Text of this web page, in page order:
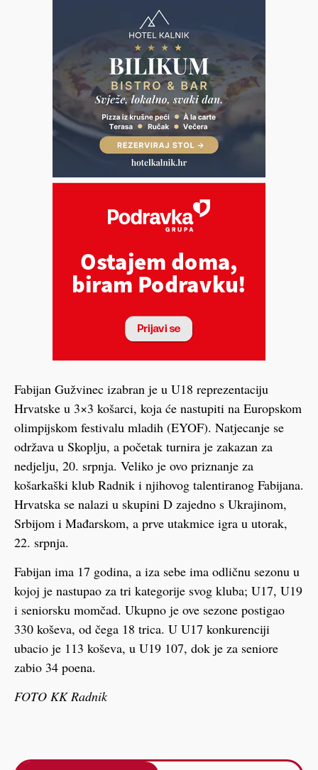
Fabijan Gužvinec izabran je u U18 reprezentaciju
Hrvatske u 3×3 košarci, koja će nastupiti na Europskom
olimpijskom festivalu mladih (EYOF). Natjecanje se
održava u Skoplju, a početak turnira je zakazan za
nedjelju, 20. srpnja. Veliko je ovo priznanje za
košarkaški klub Radnik i njihovog talentiranog Fabijana.
Hrvatska se nalazi u skupini D zajedno s Ukrajinom,
Srbijom i Mađarskom, a prve utakmice igra u utorak,
22. srpnja.
Fabijan ima 17 godina, a iza sebe ima odličnu sezonu u
kojoj je nastupao za tri kategorije svog kluba; U17, U19
i seniorsku momčad. Ukupno je ove sezone postigao
330 koševa, od čega 18 trica. U U17 konkurenciji
ubacio je 113 koševa, u U19 107, dok je za seniore
zabio 34 poena.
FOTO KK Radnik